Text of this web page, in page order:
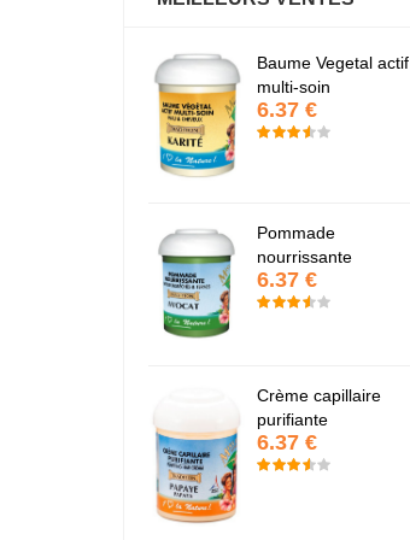
Baume Vegetal actif
multi-soin
6.37 €
Pommade
nourrissante
6.37 €
Crème capillaire
purifiante
6.37 €